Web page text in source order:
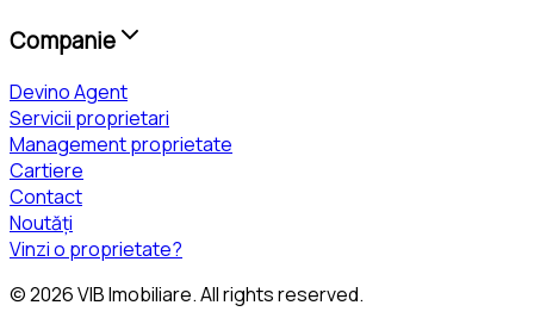
Companie
Devino Agent
Servicii proprietari
Management proprietate
Cartiere
Contact
Noutăți
Vinzi o proprietate?
©2026VIB Imobiliare. All rights reserved.